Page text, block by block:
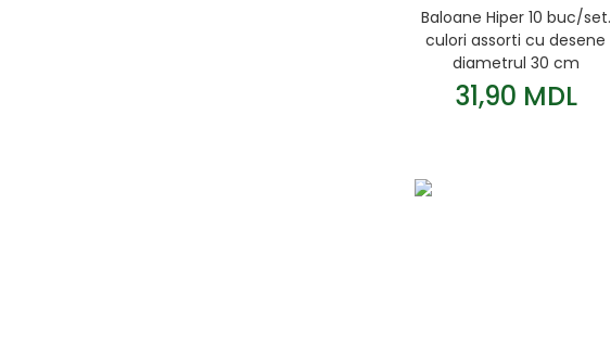
Baloane Hiper 10 buc/set.
culori assorti cu desene
diametrul 30 cm
31,90 MDL